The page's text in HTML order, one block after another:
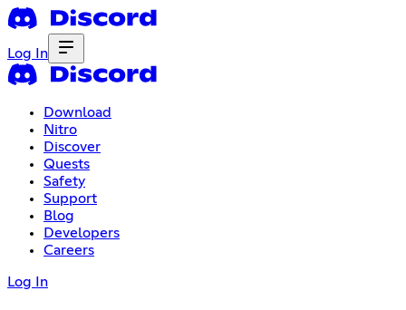
Log In
Download
Nitro
Discover
Quests
Safety
Support
Blog
Developers
Careers
Log In